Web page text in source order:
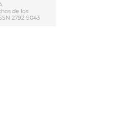
de los
2792-9043